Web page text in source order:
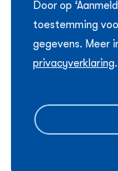
Door op
toestemming
gegevens. Meer
privacyverklaring.